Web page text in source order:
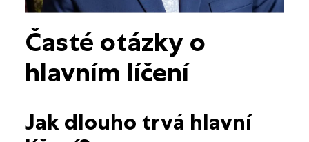
Časté otázky o
hlavním líčení
Jak dlouho trvá hlavní